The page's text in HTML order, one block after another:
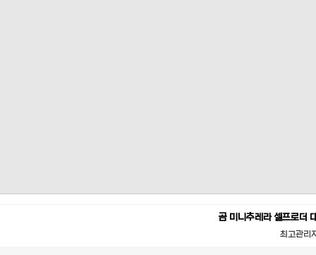
곰 미니추레라 셀프로더
최고관리